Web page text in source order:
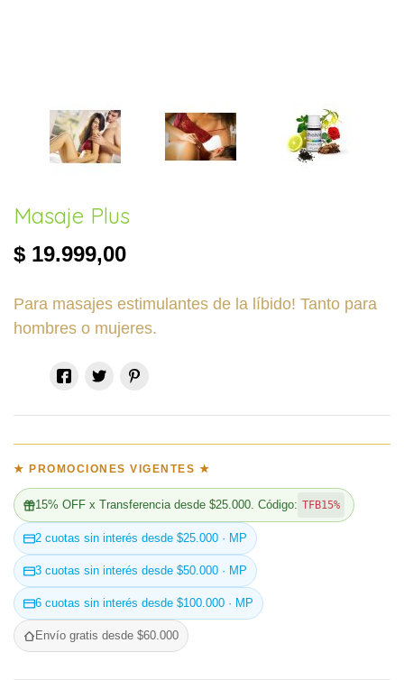
Masaje Plus
$ 19.999,00
Para masajes estimulantes de la líbido! Tanto para
hombres o mujeres.
★ PROMOCIONES VIGENTES ★
15% OFF x Transferencia desde $25.000. Código: TFB15%
2 cuotas sin interés desde $25.000 · MP
3 cuotas sin interés desde $50.000 · MP
6 cuotas sin interés desde $100.000 · MP
Envío gratis desde $60.000